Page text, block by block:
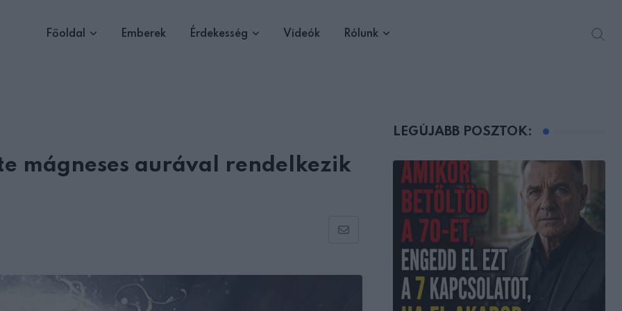
Főoldal Emberek Érdekesség Videók Rólunk
mágneses aurával rendelkezik
Share
Email
LEGÚJABB POSZTOK: